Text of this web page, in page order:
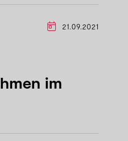
21.09.2021
im